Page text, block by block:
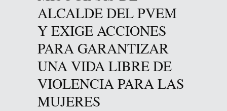
ALCALDE DEL PVEM
Y EXIGE ACCIONES
PARA GARANTIZAR
UNA VIDA LIBRE DE
VIOLENCIA PARA LAS
MUJERES